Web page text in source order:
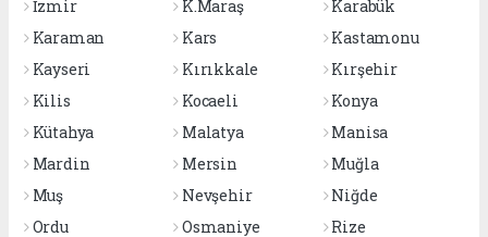
İzmir
K.Maraş
Karabük
Karaman
Kars
Kastamonu
Kayseri
Kırıkkale
Kırşehir
Kilis
Kocaeli
Konya
Kütahya
Malatya
Manisa
Mardin
Mersin
Muğla
Muş
Nevşehir
Niğde
Ordu
Osmaniye Rize